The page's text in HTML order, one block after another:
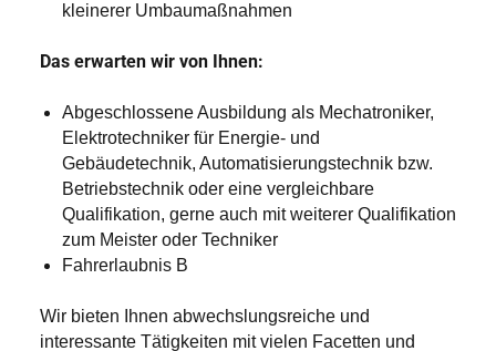
kleinerer Umbaumaßnahmen
Das erwarten wir von Ihnen:
Abgeschlossene Ausbildung als Mechatroniker,
Elektrotechniker für Energie- und
Gebäudetechnik, Automatisierungstechnik bzw.
Betriebstechnik oder eine vergleichbare
Qualifikation, gerne auch mit weiterer Qualifikation
zum Meister oder Techniker
Fahrerlaubnis B
Wir bieten Ihnen abwechslungsreiche und
interessante Tätigkeiten mit vielen Facetten und